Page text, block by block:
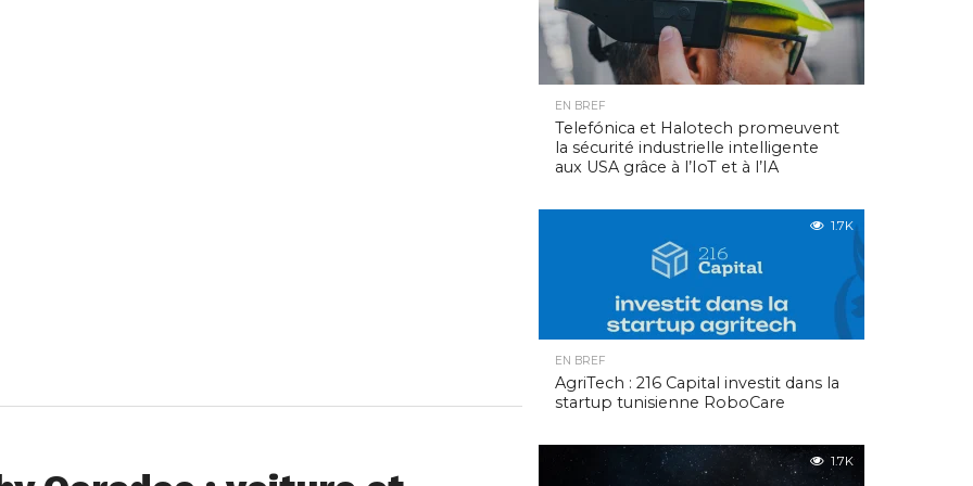
EN BREF
Telefónica et Halotech promeuvent
la sécurité industrielle intelligente
aux USA grâce à l’IoT et à l’IA
1.7K
EN BREF
AgriTech : 216 Capital investit dans la
startup tunisienne RoboCare
1.7K